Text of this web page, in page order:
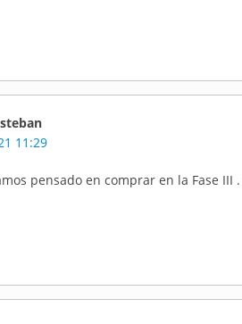
11:29
pensado en comprar en la Fase III